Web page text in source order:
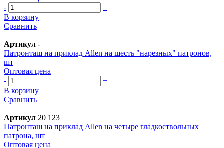
-
+
В корзину
Сравнить
Артикул -
Патронташ на приклад Allen на шесть "нарезных" патронов,
шт
Оптовая цена
-
+
В корзину
Сравнить
Артикул 20 123
Патронташ на приклад Allen на четыре гладкоствольных
патрона, шт
Оптовая цена